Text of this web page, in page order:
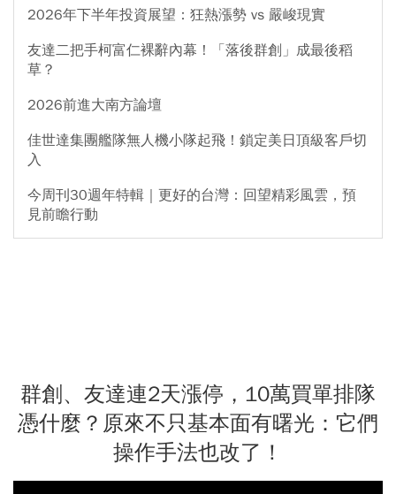
2026年下半年投資展望：狂熱漲勢 vs 嚴峻現實
友達二把手柯富仁裸辭內幕！「落後群創」成最後稻
草？
2026前進大南方論壇
佳世達集團艦隊無人機小隊起飛！鎖定美日頂級客戶切
入
今周刊30週年特輯｜更好的台灣：回望精彩風雲，預
見前瞻行動
群創、友達連2天漲停，10萬買單排隊
憑什麼？原來不只基本面有曙光：它們
操作手法也改了！